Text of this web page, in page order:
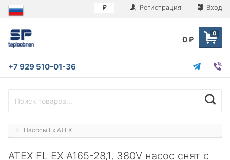
₽ Регистрация Вход
0
0 ₽
+7 929 510-01-36
Насосы Ex ATEX
ATEX FL EX A165-28,1, 380V насос снят с